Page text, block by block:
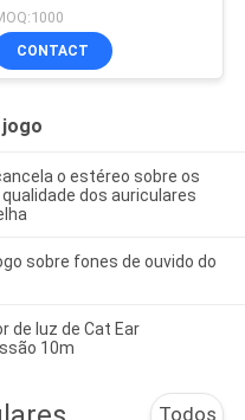
CONTACT
jogo
o estéreo sobre os
dos auriculares
sobre fones de ouvido do
de luz de Cat Ear
10m
Todos